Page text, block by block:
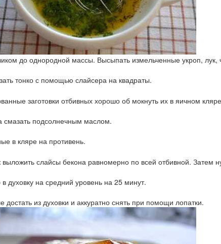
до однородной массы. Высыпать измельченные укроп,
тонко с помощью слайсера на квадраты.
заготовки отбивных хорошо об мокнуть их в яичном
смазать подсолнечным маслом.
в кляре на противень.
выложить слайсы бекона равномерно по всей отбивной. Затем
духовку на средний уровень на 25 минут.
достать из духовки и аккуратно снять при помощи лопатки.